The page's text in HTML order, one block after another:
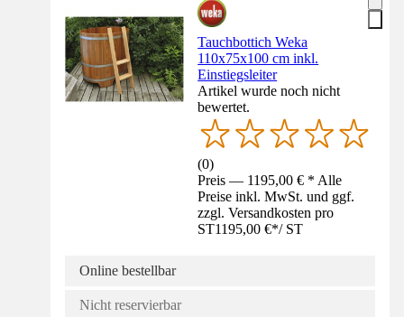
Tauchbottich Weka
110x75x100 cm inkl.
Einstiegsleiter
Artikel wurde noch nicht
bewertet.
(0)
Preis — 1195,00 € * Alle
Preise inkl. MwSt. und ggf.
zzgl. Versandkosten pro
ST1195,00 €*/ ST
Online bestellbar
Nicht reservierbar